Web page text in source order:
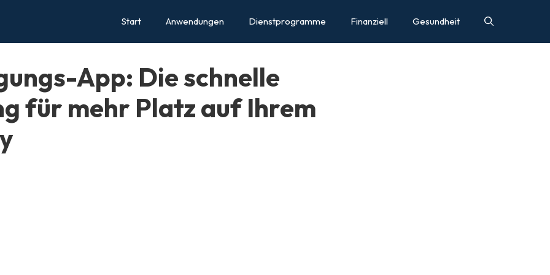
Start Anwendungen Dienstprogramme Finanziell Gesundheit
App: Die schnelle
für mehr Platz auf Ihrem